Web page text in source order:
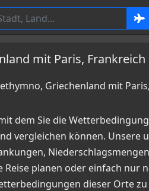
mit Paris, Frankreich
Griechenland mit
dem Sie die
vergleichen können. Unsere
Reise planen oder einfach nur
dieser Orte zu